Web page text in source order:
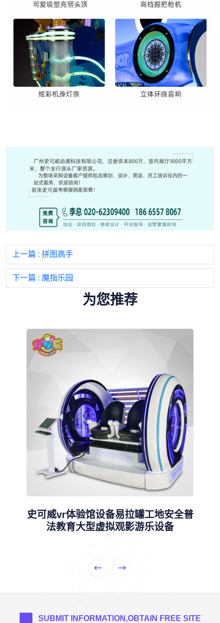
上一篇 : 拼图高手
下一篇 : 魔指乐园
为您推荐
史可威vr体验馆设备易拉罐工地安全普
法教育大型虚拟观影游乐设备
SUBMIT INFORMATION,OBTAIN FREE SITE